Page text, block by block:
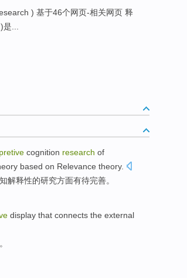
) 基于46个网页-相关网页 释
)是...
cognition research of
based on Relevance theory.
解释性的研究方面有待完善。
display that connects the external
。